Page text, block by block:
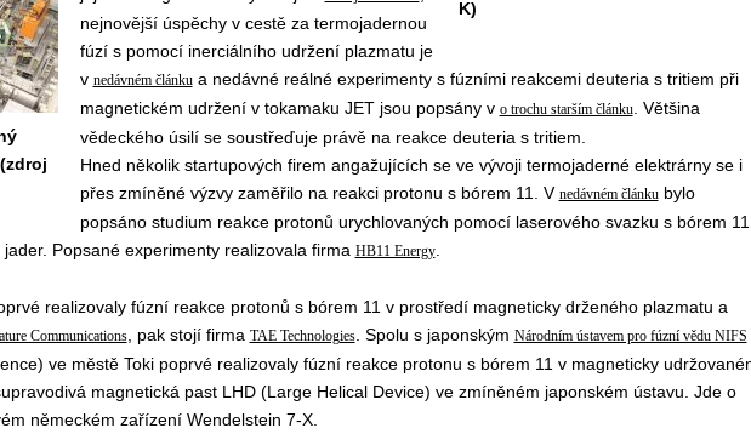
K)
nejnovější úspěchy v cestě za termojadernou
fúzí s pomocí inerciálního udržení plazmatu je
v nedávném článkua nedávné reálné experimenty s fúzními reakcemi deuteria s tritiem při
magnetickém udržení v tokamaku JET jsou popsány v o trochu starším článku. Většina
vědeckého úsilí se soustřeďuje právě na reakce deuteria s tritiem.
Hned několik startupových firem angažujících se ve vývoji termojaderné elektrárny se i
přes zmíněné výzvy zaměřilo na reakci protonu s bórem 11. V nedávném článkubylo
popsáno studium reakce protonů urychlovaných pomocí laserového svazku s bórem 11
Popsané experimenty realizovala firma HB11 Energy.
realizovaly fúzní reakce protonů s bórem 11 v prostředí magneticky drženého plazmatu a
Communications, pak stojí firma TAE Technologies. Spolu s japonským Národním ústavem pro fúzní vědu NIFS
) ve městě Toki poprvé realizovaly fúzní reakce protonu s bórem 11 v magneticky
magnetická past LHD (Large Helical Device) ve zmíněném japonském ústavu. Jde o
německém zařízení Wendelstein 7-X.